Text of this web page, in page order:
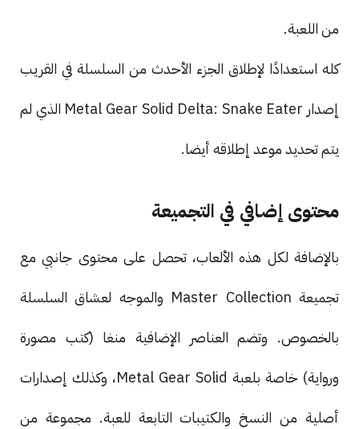
من اللعبة.
كله استعدادًا لإطلاق الجزء الأحدث من السلسلة في القريب
إصدار Metal Gear Solid Delta: Snake Eater الذي لم
يتم تحديد موعد إطلاقه أيضا.
محتوى إضافي في التجميعة
بالإضافة لكل هذه الألعاب، تحصل على محتوى جانبي مع
تجميعة Master Collection والموجه لعشاق السلسلة
بالخصوص. وتضم العناصر الإضافية منغا (كتب مصورة
ورواية) خاصة بلعبة Metal Gear Solid، وكذلك إصدارات
أصلية من النسخ والكتيبات التابعة للعبة. مجموعة من